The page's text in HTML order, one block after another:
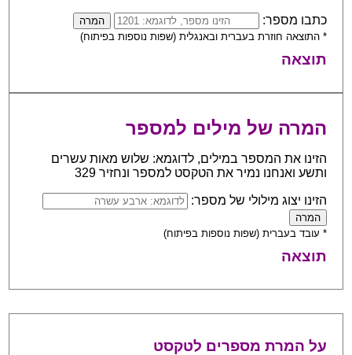
כתבו מספר:
* התוצאה חוזרת בעברית ובאנגלית (שפות נוספות בפיתוח)
תוצאה
המרה של מילים למספר
הזינו את המספר במילים, לדוגמא: שלוש מאות עשרים
ותשע ואנחנו נמיר את הטקסט למספר ונחזיר 329
הזינו יצוג מילולי של מספר:
* עובד בעברית (שפות נוספות בפיתוח)
תוצאה
על המרת מספרים לטקסט